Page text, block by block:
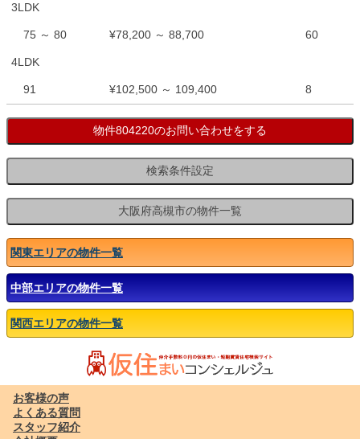
3LDK
75 ～ 80 ¥78,200 ～ 88,700 60
4LDK
91 ¥102,500 ～ 109,400 8
関東エリアの物件一覧
中部エリアの物件一覧
関西エリアの物件一覧
お客様の声
よくある質問
スタッフ紹介